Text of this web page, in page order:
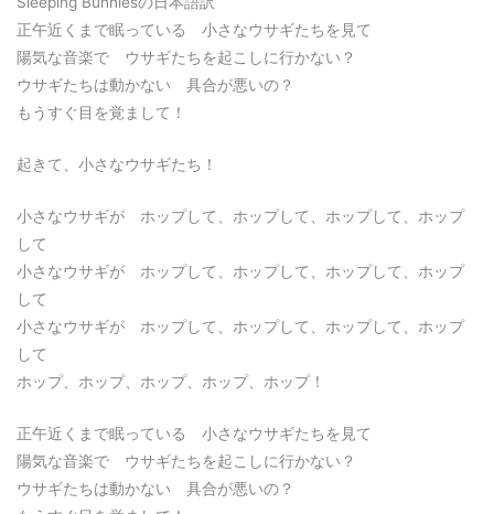
正午近くまで眠っている 小さなウサギたちを見て
陽気な音楽で ウサギたちを起こしに行かない？
ウサギたちは動かない 具合が悪いの？
もうすぐ目を覚まして！
起きて、小さなウサギたち！
小さなウサギが ホップして、ホップして、ホップして、ホップ
して
小さなウサギが ホップして、ホップして、ホップして、ホップ
して
小さなウサギが ホップして、ホップして、ホップして、ホップ
して
ホップ、ホップ、ホップ、ホップ、ホップ！
正午近くまで眠っている 小さなウサギたちを見て
陽気な音楽で ウサギたちを起こしに行かない？
ウサギたちは動かない 具合が悪いの？